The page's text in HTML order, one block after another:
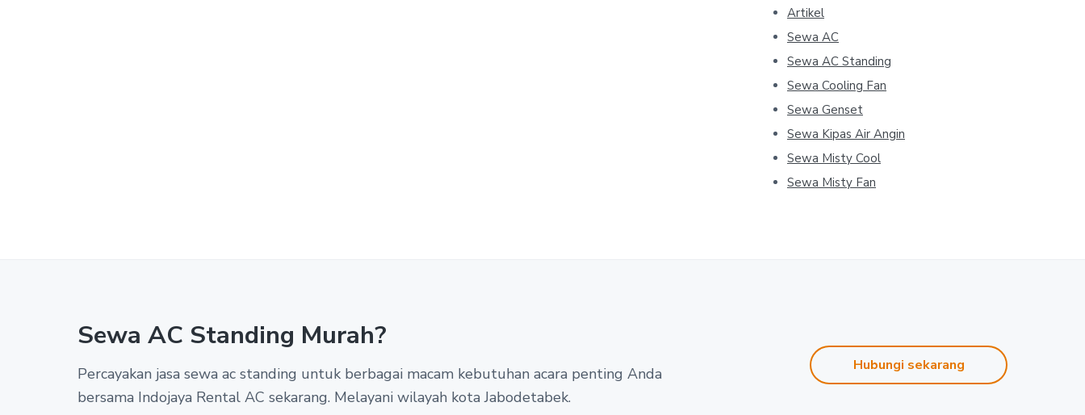
Artikel
Sewa AC
Sewa AC Standing
Sewa Cooling Fan
Sewa Genset
Sewa Kipas Air Angin
Sewa Misty Cool
Sewa Misty Fan
Sewa AC Standing Murah?
Percayakan jasa sewa ac standing untuk berbagai macam kebutuhan acara penting Anda
bersama Indojaya Rental AC sekarang. Melayani wilayah kota Jabodetabek.
Hubungi sekarang